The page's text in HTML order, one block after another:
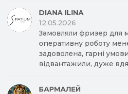
DIANA ILINA
12.05.2026
Замовляли фризер для
оперативну роботу
задоволена, гарні
відвантажили, дуже
БАРМАЛЕЙ